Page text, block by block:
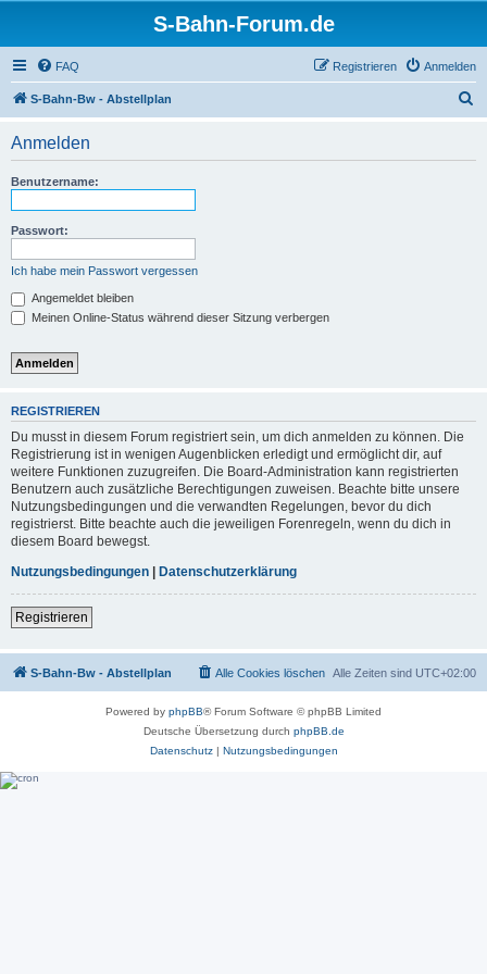
S-Bahn-Forum.de
FAQ Anmelden
Registrieren
S-Bahn-Bw - Abstellplan
Anmelden
Benutzername:
Passwort:
Ich habe mein Passwort vergessen
Angemeldet bleiben
Meinen Online-Status während dieser Sitzung verbergen
REGISTRIEREN
Du musst in diesem Forum registriert sein, um dich anmelden zu können. Die
Registrierung ist in wenigen Augenblicken erledigt und ermöglicht dir, auf
weitere Funktionen zuzugreifen. Die Board-Administration kann registrierten
Benutzern auch zusätzliche Berechtigungen zuweisen. Beachte bitte unsere
Nutzungsbedingungen und die verwandten Regelungen, bevor du dich
registrierst. Bitte beachte auch die jeweiligen Forenregeln, wenn du dich in
diesem Board bewegst.
Nutzungsbedingungen | Datenschutzerklärung
Registrieren
S-Bahn-Bw - Abstellplan Alle Zeiten sind UTC+02:00
Alle Cookies löschen
Powered by phpBB® Forum Software © phpBB Limited
Deutsche Übersetzung durch phpBB.de
Datenschutz| Nutzungsbedingungen